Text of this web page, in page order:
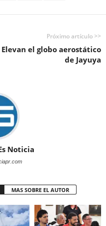
Próximo artículo >>
Elevan el globo aerostático
de Jayuya
Noticia
MAS SOBRE EL AUTOR